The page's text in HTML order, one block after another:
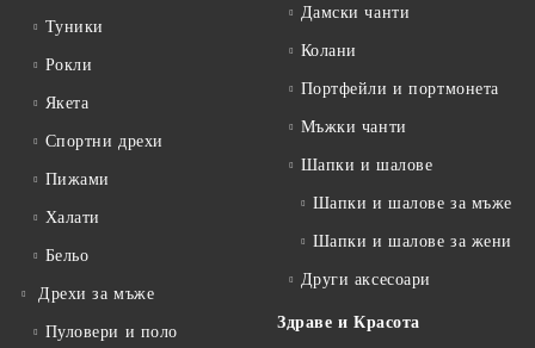
Туники
Рокли
Якета
Спортни дрехи
Пижами
Халати
Бельо
Дрехи за мъже
Пуловери и поло
Дамски чанти
Колани
Портфейли и портмонета
Мъжки чанти
Шапки и шалове
Шапки и шалове за мъже
Шапки и шалове за жени
Други аксесоари
Здраве и Красота